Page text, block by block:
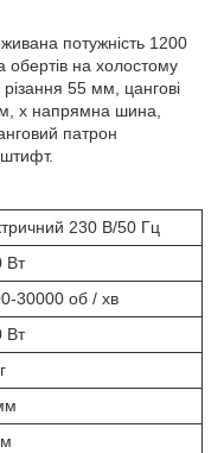
потужність 1200
обертів на холостому
55 мм, цангові
х напрямна шина,
патрон
230 В/50 Гц
Вт
30000 об / хв
Вт